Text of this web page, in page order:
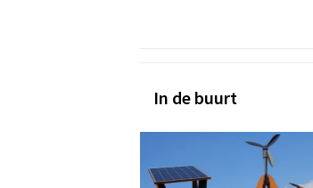
In de buurt